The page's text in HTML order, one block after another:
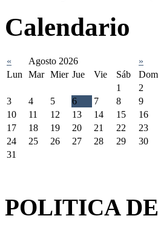
Calendario
« Agosto 2026
»
Lun
Mar Mier Jue Vie Sáb
Dom
1
2
3
4 5 6 7 8
9
10
11 12 13 14 15
16
17
18 19 20 21 22
23
24
25 26 27 28 29
30
31
POLITICA